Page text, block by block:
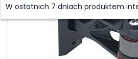
W ostatnich 7 dniach produktem